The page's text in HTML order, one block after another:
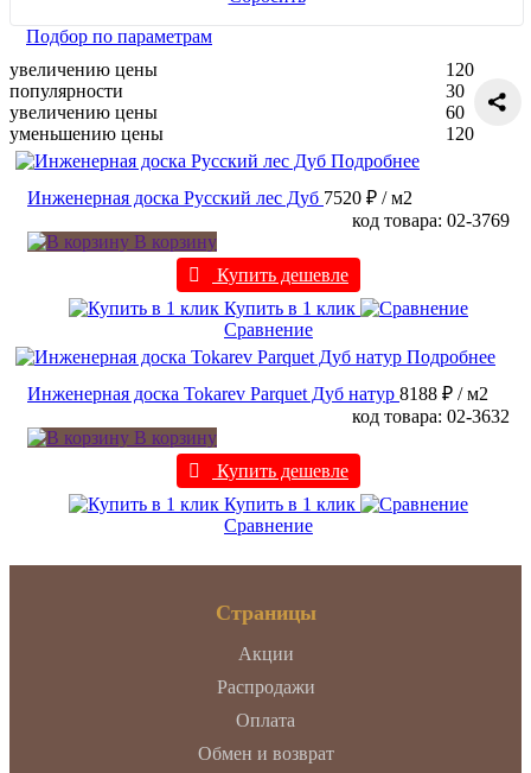
Подбор по параметрам
увеличению цены
популярности
увеличению цены
уменьшению цены
120
30
60
120
Подробнее
Инженерная доска Русский лес Дуб 7520 ₽ / м2
код товара: 02-3769
В корзину
Купить дешевле
Купить в 1 клик
Сравнение
Подробнее
Инженерная доска Tokarev Parquet Дуб натур 8188 ₽ / м2
код товара: 02-3632
В корзину
Купить дешевле
Купить в 1 клик
Сравнение
Страницы
Акции
Распродажи
Оплата
Обмен и возврат